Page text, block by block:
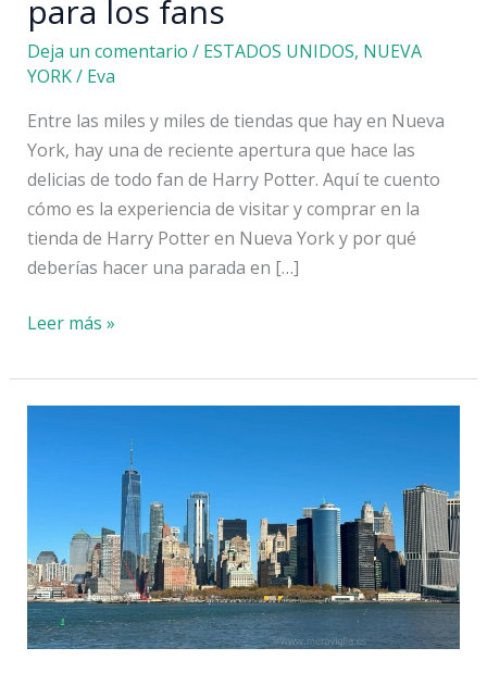
para los fans
Deja un comentario / ESTADOS UNIDOS, NUEVA
YORK/ Eva
Entre las miles y miles de tiendas que hay en Nueva
York, hay una de reciente apertura que hace las
delicias de todo fan de Harry Potter. Aquí te cuento
cómo es la experiencia de visitar y comprar en la
tienda de Harry Potter en Nueva York y por qué
deberías hacer una parada en […]
La
de
Harry
un
must
para
los
Leer más »